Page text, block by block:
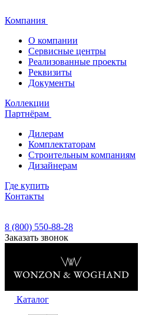
Компания
О компании
Сервисные центры
Реализованные проекты
Реквизиты
Документы
Коллекции
Партнёрам
Дилерам
Комплектаторам
Строительным компаниям
Дизайнерам
Где купить
Контакты
8 (800) 550-88-28
Заказать звонок
Каталог